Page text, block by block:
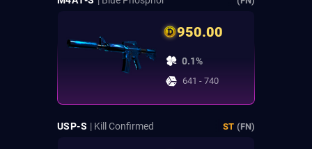
950.00
0.1%
641 - 740
USP-S | Kill Confirmed ST (FN)